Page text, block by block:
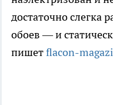
достаточно слегка
обоев — и
пишетflacon-